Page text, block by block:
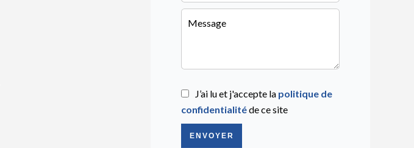
J’ai lu et j'accepte la politique de
confidentialitéde ce site
ENVOYER